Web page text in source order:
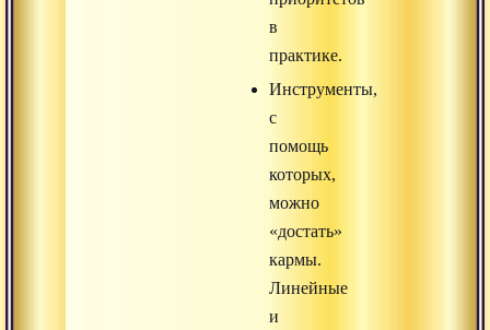
в
практике.
Инструменты,
с
помощь
которых,
можно
«достать»
кармы.
Линейные
и